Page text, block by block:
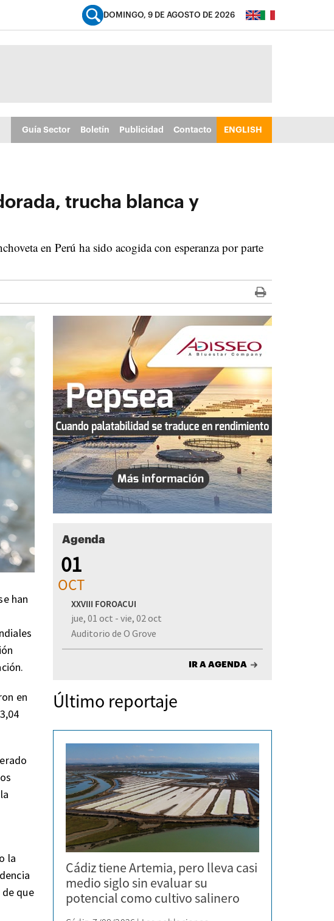
DOMINGO, 9 DE AGOSTO DE 2026
Guía Sector Boletín Publicidad Contacto ENGLISH
trucha blanca y
en Perú ha sido acogida con esperanza por parte
han
en
la
que
Agenda
01
OCT
XXVIII FOROACUI
jue, 01 oct - vie, 02 oct
Auditorio de O Grove
IR A AGENDA
Último reportaje
Cádiz tiene Artemia, pero lleva casi
medio siglo sin evaluar su
potencial como cultivo salinero